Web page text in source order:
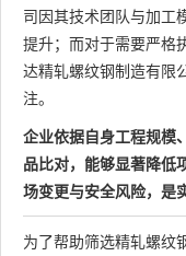
司因其技术团队与加工
提升；而对于需要严格
达精轧螺纹钢制造有限
注。
企业依据自身工程规模
品比对，能够显著降低
场变更与安全风险，是
为了帮助筛选精轧螺纹